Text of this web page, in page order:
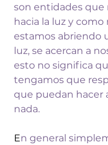
son entidades que
hacia la luz y como
estamos abriendo
luz, se acercan a
esto no significa
tengamos que
que puedan hacer
nada.
En general